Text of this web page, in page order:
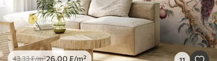
43.33₣/m²26.00 ₣/m²